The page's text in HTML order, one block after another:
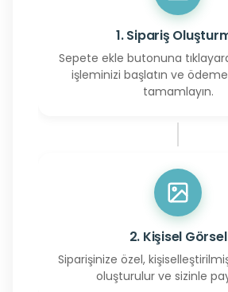
1. Sipariş
Sepete ekle butonuna
işleminizi başlatın ve ödeme
tamamlayın.
2. Kişisel Görsel
Siparişinize özel,
oluşturulur ve sizinle